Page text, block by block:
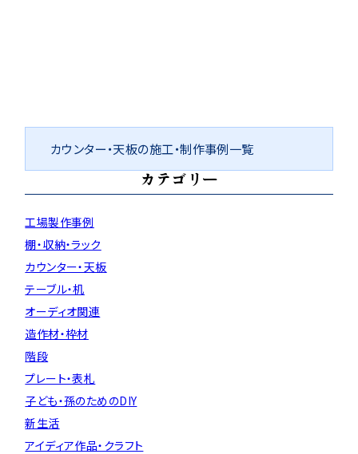
カウンター・天板の施工・制作事例一覧
カテゴリー
工場製作事例
棚・収納・ラック
カウンター・天板
テーブル・机
オーディオ関連
造作材・枠材
階段
プレート・表札
子ども・孫のためのDIY
新生活
アイディア作品・クラフト